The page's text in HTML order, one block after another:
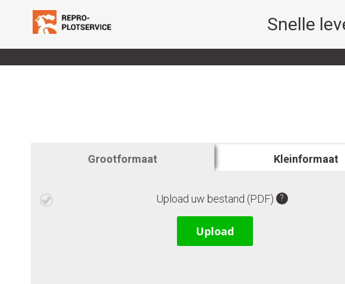
Snelle
Grootformaat Kleinformaat
Upload uw bestand (PDF)
Upload